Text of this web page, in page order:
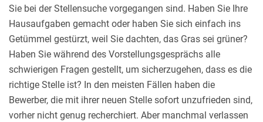
Sie bei der Stellensuche vorgegangen sind. Haben Sie Ihre
Hausaufgaben gemacht oder haben Sie sich einfach ins
Getümmel gestürzt, weil Sie dachten, das Gras sei grüner?
Haben Sie während des Vorstellungsgesprächs alle
schwierigen Fragen gestellt, um sicherzugehen, dass es die
richtige Stelle ist? In den meisten Fällen haben die
Bewerber, die mit ihrer neuen Stelle sofort unzufrieden sind,
vorher nicht genug recherchiert. Aber manchmal verlassen